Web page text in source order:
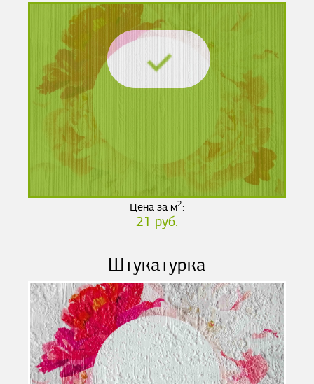
Цена за м2:
21 руб.
Штукатурка